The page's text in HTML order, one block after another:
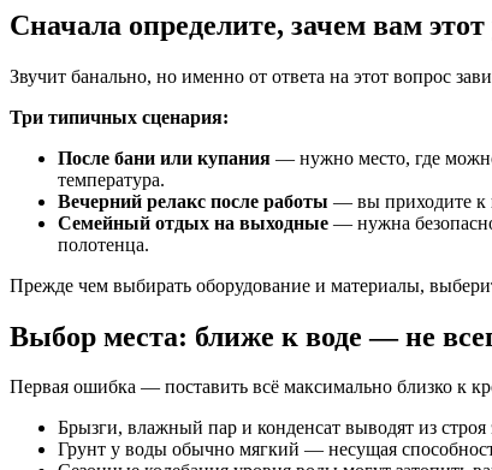
Сначала определите, зачем вам этот
Звучит банально, но именно от ответа на этот вопрос
Три типичных сценария:
После бани или купания — нужно место, где
температура.
Вечерний релакс после работы — вы приходите к
Семейный отдых на выходные — нужна
полотенца.
Прежде чем выбирать оборудование и материалы,
Выбор места: ближе к воде — не
Первая ошибка — поставить всё максимально близко к
Брызги, влажный пар и конденсат выводят из строя
Грунт у воды обычно мягкий — несущая